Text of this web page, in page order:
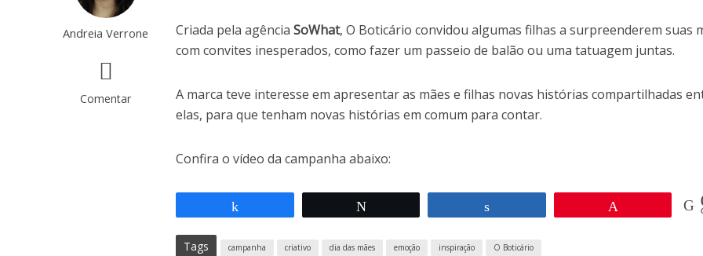
Andreia Verrone
Comentar
Criada pela agênciaSoWhat, O Boticário convidou algumas filhas a surpreenderem suas
com convites inesperados, como fazer um passeio de balão ou uma tatuagem juntas.
A marca teve interesse em apresentar as mães e filhas novas histórias compartilhadas
elas, para que tenham novas histórias em comum para contar.
Confira o vídeo da campanha abaixo:
Tags campanha criativo dia das mães emoção inspiração O Boticário